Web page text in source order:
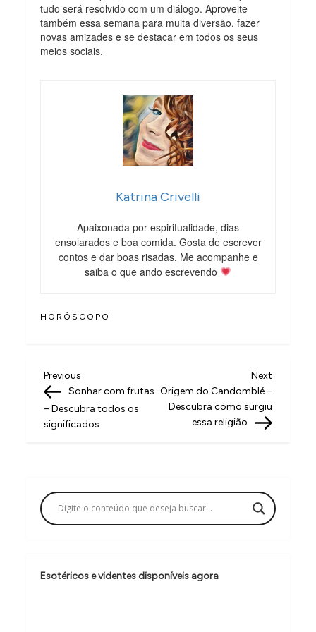
tudo será resolvido com um diálogo. Aproveite
também essa semana para muita diversão, fazer
novas amizades e se destacar em todos os seus
meios sociais.
Katrina Crivelli
Apaixonada por espiritualidade, dias
ensolarados e boa comida. Gosta de escrever
contos e dar boas risadas. Me acompanhe e
saiba o que ando escrevendo
HORÓSCOPO
N
a
v
a
ç
o
d
Previous
Post
Previous
Sonhar com frutas
– Descubra todos os
significados
Next
Post
Next
Origem do Candomblé –
Descubra como surgiu
essa religião
Esotéricos e videntes disponíveis agora